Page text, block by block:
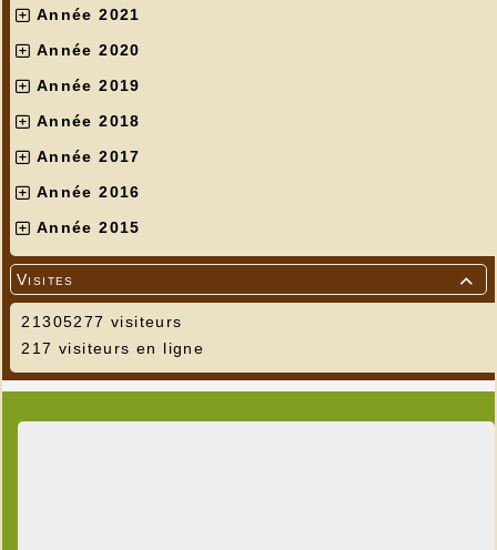
Année 2021
Année 2020
Année 2019
Année 2018
Année 2017
Année 2016
Année 2015

Visites
21305277 visiteurs
217 visiteurs en ligne